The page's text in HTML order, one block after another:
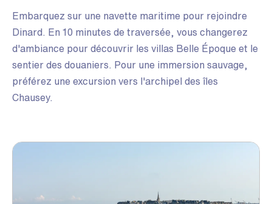
Embarquez sur une navette maritime pour rejoindre
Dinard. En 10 minutes de traversée, vous changerez
d'ambiance pour découvrir les villas Belle Époque et le
sentier des douaniers. Pour une immersion sauvage,
préférez une excursion vers l'archipel des îles
Chausey.